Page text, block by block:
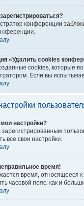
конференции
«Удалить cookies
cookies, которые
Если вы
настройки?
зарегистрированным
все свои настройки.
время!
время, относящееся к
часовой пояс, как и